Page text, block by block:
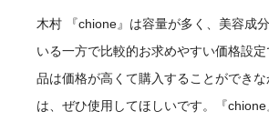
木村
『chione』は容量が多く、美容成
いる一方で比較的お求めやすい価格設
品は価格が高くて購入することができ
は、ぜひ使用してほしいです。『